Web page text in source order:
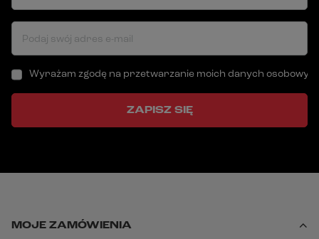
Podaj swój adres e-mail
Wyrażam zgodę na przetwarzanie moich danych
ZAPISZ SIĘ
MOJE ZAMÓWIENIA